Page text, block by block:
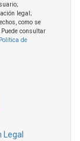
legal;
como se
Puede consultar
Política de
Legal